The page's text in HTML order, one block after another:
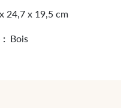
24,7 x 19,5 cm
: Bois